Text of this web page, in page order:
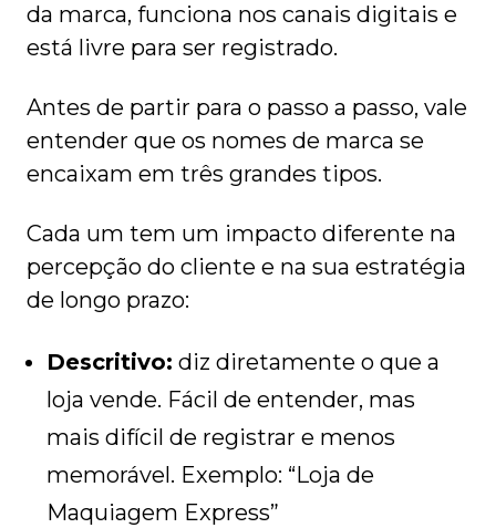
da marca, funciona nos canais digitais e
está livre para ser registrado.
Antes de partir para o passo a passo, vale
entender que os nomes de marca se
encaixam em três grandes tipos.
Cada um tem um impacto diferente na
percepção do cliente e na sua estratégia
de longo prazo:
Descritivo: diz diretamente o que a
loja vende. Fácil de entender, mas
mais difícil de registrar e menos
memorável. Exemplo: “Loja de
Maquiagem Express”